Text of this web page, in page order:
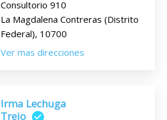
Consultorio 910
La Magdalena Contreras (Distrito
Federal), 10700
Ver mas direcciones
Irma Lechuga
Trejo